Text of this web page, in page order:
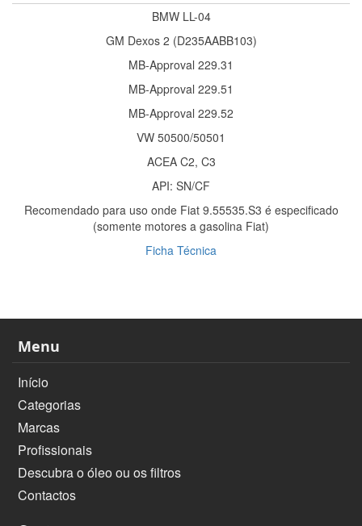
BMW LL-04
GM Dexos 2 (D235AABB103)
MB-Approval 229.31
MB-Approval 229.51
MB-Approval 229.52
VW 50500/50501
ACEA C2, C3
API: SN/CF
Recomendado para uso onde Fiat 9.55535.S3 é especificado
(somente motores a gasolina Fiat)
Ficha Técnica
Menu
Início
Categorias
Marcas
Profissionais
Descubra o óleo ou os filtros
Contactos